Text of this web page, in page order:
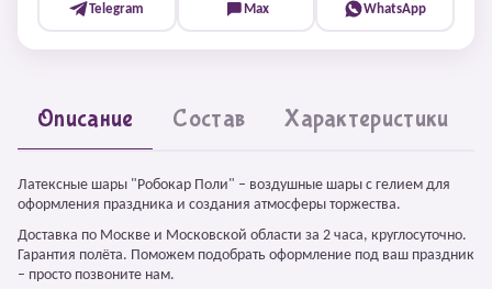
Telegram Max WhatsApp
Описание Состав Характеристики
Латексные шары "Робокар Поли" – воздушные шары с гелием для
оформления праздника и создания атмосферы торжества.
Доставка по Москве и Московской области за 2 часа, круглосуточно.
Гарантия полёта. Поможем подобрать оформление под ваш праздник
– просто позвоните нам.